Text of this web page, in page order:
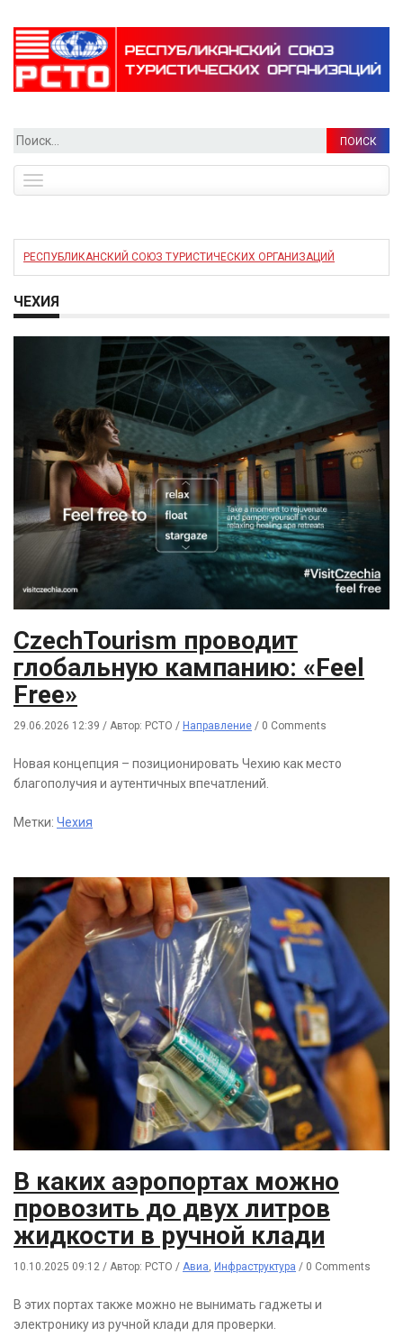
Найти:
navigation
РЕСПУБЛИКАНСКИЙ СОЮЗ ТУРИСТИЧЕСКИХ ОРГАНИЗАЦИЙ
ЧЕХИЯ
CzechTourism проводит
глобальную кампанию: «Feel
Free»
29.06.2026 12:39 / Автор: РСТО / Направление / 0 Comments
Новая концепция – позиционировать Чехию как место
благополучия и аутентичных впечатлений.
Метки: Чехия
В каких аэропортах можно
провозить до двух литров
жидкости в ручной клади
10.10.2025 09:12 / Автор: РСТО / Авиа Инфраструктура / 0 Comments
В этих портах также можно не вынимать гаджеты и
электронику из ручной клади для проверки.